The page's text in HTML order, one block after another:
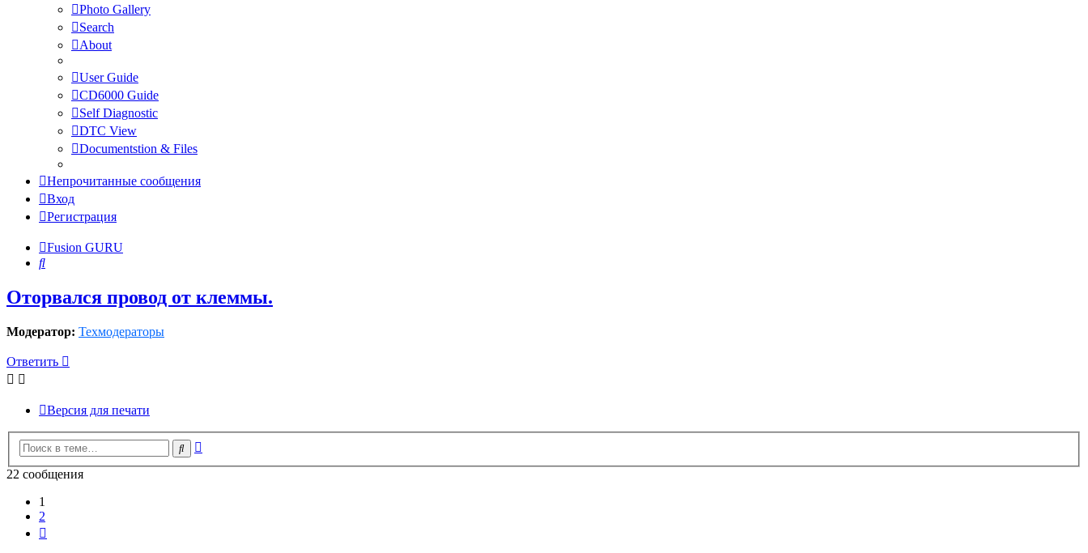
Photo Gallery
Search
About
User Guide
CD6000 Guide
Self Diagnostic
DTC View
Documentstion & Files
Непрочитанные сообщения
Вход
Регистрация
Fusion GURU
Поиск
Оторвался провод от клеммы.
Модератор: Техмодераторы
Ответить
Версия для печати
Поиск
22 сообщения
1
2